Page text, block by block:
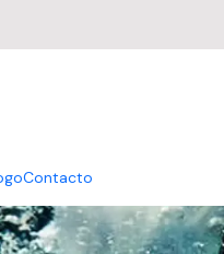
Contacto